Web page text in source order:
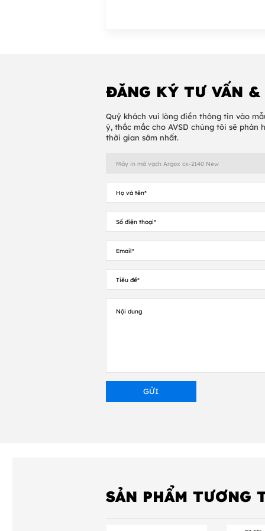
Tốc độ in
Chiều dài in
Chiều rộng in
Bộ nhớ
Loại CPU
ĐĂNG KÝ TƯ VẤN
Quý khách vui lòng điền thông tin vào
ý, thắc mắc cho AVSD chúng tôi sẽ phản
thời gian sớm nhất.
SẢN PHẨM TƯƠNG